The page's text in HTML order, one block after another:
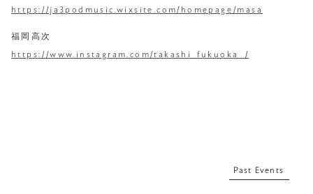
https://ja3podmusic.wixsite.com/homepage/masa
福岡高次
https://www.instagram.com/takashi_fukuoka_/
Past Events